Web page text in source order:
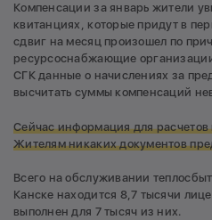
Компенсации за январь жители
квитанциях, которые придут в
сдвиг на месяц произошел по
ресурсоснабжающие
СГК данные о начислениях за
высчитать суммы компенсаций
Сейчас информация для
Жителям никаких документов
Всего на обслуживании
Канске находится 8,7 тысячи
выполнен для 7 тысяч из них.